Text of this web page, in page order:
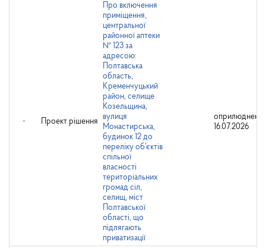
- Проект рішення
Про включення
приміщення,
центральної
районної аптеки
№ 123 за
адресою:
Полтавська
область,
Кременчуцький
район, селище
Козельщина,
вулиця
Монастирська,
будинок 12 до
переліку об’єктів
спільної
власності
територіальних
громад сіл,
селищ, міст
Полтавської
області, що
підлягають
приватизації
оприлюднено:
16.07.2026